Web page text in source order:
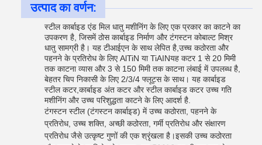
उत्पाद का वर्णन:
स्टील कार्बाइड एंड मिल धातु मशीनिंग के लिए एक प्रकार का काटने का
उपकरण है, जिसमें ठोस कार्बाइड निर्माण और टंगस्टन कोबाल्ट मिश्र
धातु सामग्री है। यह टीआईएन के साथ लेपित है,उच्च कठोरता और
पहनने के प्रतिरोध के लिए AlTiN या TiAINयह कटर 1 से 20 मिमी
तक काटना व्यास और 3 से 150 मिमी तक काटना लंबाई में उपलब्ध है,
बेहतर चिप निकासी के लिए 2/3/4 फ्लूट्स के साथ। यह कार्बाइड
स्टील कटर,कार्बाइड अंत कटर और स्टील कार्बाइड कटर उच्च गति
मशीनिंग और उच्च परिशुद्धता काटने के लिए आदर्श है.
टंगस्टन स्टील (टंगस्टन कार्बाइड) में उच्च कठोरता, पहनने के
प्रतिरोध, उच्च शक्ति, अच्छी कठोरता, गर्मी प्रतिरोध और संक्षारण
प्रतिरोध जैसे उत्कृष्ट गुणों की एक श्रृंखला है।इसकी उच्च कठोरता